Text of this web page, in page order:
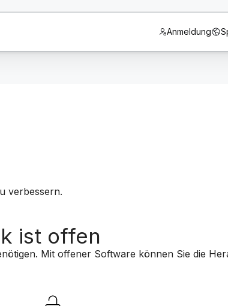
Anmeldung
verbessern.
ist offen
Mit offener Software können Sie die